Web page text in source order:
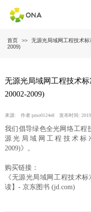
首页 >>
无源光局域网工程技术
2009)
无源光局域网工程技术标
20002-2009)
来源: 作者:pmo0124e8 发布时间:
我们倡导绿色全光网络工程
源光局域网工程技术标
2009)》。
购买链接：
《无源光局域网工程技术
读】- 京东图书 (jd.com)